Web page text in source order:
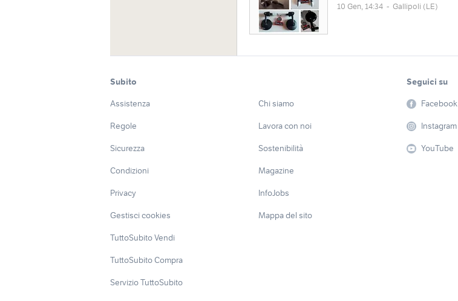
10 Gen, 14:34 - Gallipoli (LE)
Subito
Assistenza
Regole
Sicurezza
Condizioni
Privacy
Gestisci cookies
TuttoSubito Vendi
TuttoSubito Compra
Servizio TuttoSubito
Chi siamo
Lavora con noi
Sostenibilità
Magazine
InfoJobs
Mappa del sito
Seguici su
Facebook
Instagram
YouTube